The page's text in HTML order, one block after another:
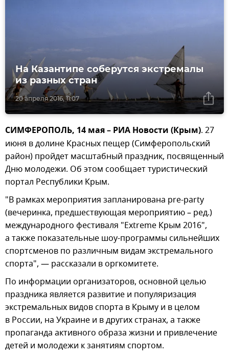
20 апреля 2016, 11:07
На Казантипе соберутся экстремалы
из разных стран
СИМФЕРОПОЛЬ, 14 мая – РИА Новости (Крым). 27
июня в долине Красных пещер (Симферопольский
район) пройдет масштабный праздник, посвященный
Дню молодежи. Об этом сообщает туристический
портал Республики Крым.
"В рамках мероприятия запланирована pre-party
(вечеринка, предшествующая мероприятию – ред.)
международного фестиваля "Extreme Крым 2016",
а также показательные шоу-программы сильнейших
спортсменов по различным видам экстремального
спорта", — рассказали в оргкомитете.
По информации организаторов, основной целью
праздника является развитие и популяризация
экстремальных видов спорта в Крыму и в целом
в России, на Украине и в других странах, а также
пропаганда активного образа жизни и привлечение
детей и молодежи к занятиям спортом.